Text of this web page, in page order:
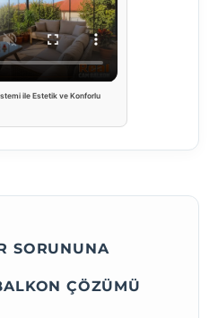
ile Estetik ve Konforlu
SORUNUNA
ÇÖZÜMÜ